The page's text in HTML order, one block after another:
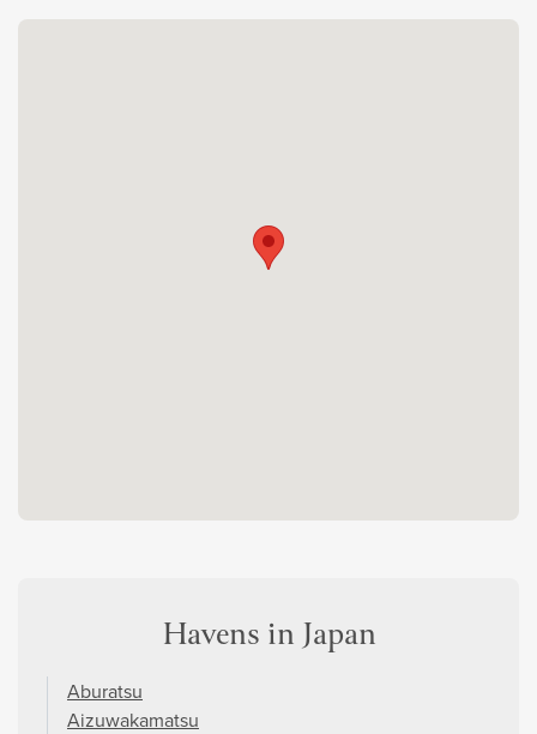
Havens in Japan
Aburatsu
Aizuwakamatsu